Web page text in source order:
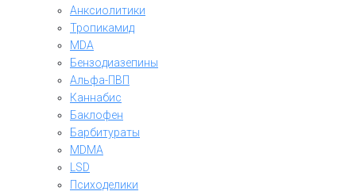
Анксиолитики
Тропикамид
MDA
Бензодиазепины
Альфа-ПВП
Каннабис
Баклофен
Барбитураты
MDMA
LSD
Психоделики